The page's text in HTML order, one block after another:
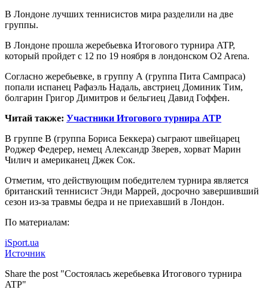
В Лондоне лучших теннисистов мира разделили на две
группы.
В Лондоне прошла жеребьевка Итогового турнира ATP,
который пройдет с 12 по 19 ноября в лондонском O2 Arena.
Согласно жеребьевке, в группу А (группа Пита Сампраса)
попали испанец Рафаэль Надаль, австриец Доминик Тим,
болгарин Григор Димитров и бельгиец Давид Гоффен.
Читай также: Участники Итогового турнира ATP
В группе В (группа Бориса Беккера) сыграют швейцарец
Роджер Федерер, немец Александр Зверев, хорват Марин
Чилич и американец Джек Сок.
Отметим, что действующим победителем турнира является
британский теннисист Энди Маррей, досрочно завершивший
сезон из-за травмы бедра и не приехавший в Лондон.
По материалам:
iSport.ua
Источник
Share the post "Состоялась жеребьевка Итогового турнира
ATP"